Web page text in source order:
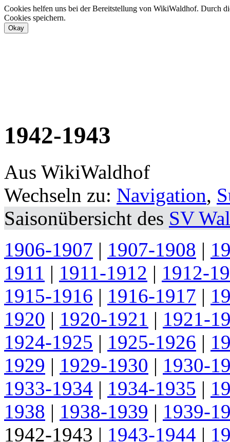
Cookies helfen uns bei der Bereitstellung von WikiWaldhof. Durch
Cookies speichern.
1942-1943
Aus WikiWaldhof
Wechseln zu: Navigation,
Saisonübersicht des SV
1906-1907 | 1907-1908 |
1911 | 1911-1912 | 1912-
1915-1916 | 1916-1917 |
1920 | 1920-1921 | 1921-
1924-1925 | 1925-1926 |
1929 | 1929-1930 | 1930-
1933-1934 | 1934-1935 |
1938 | 1938-1939 | 1939-
1942-1943 | 1943-1944 |